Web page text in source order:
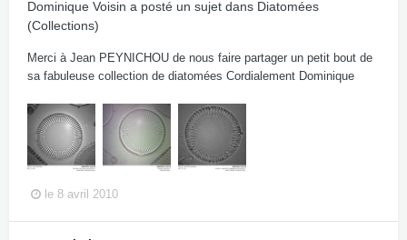
Dominique Voisin a posté un sujet dans Diatomées
(Collections)
Merci à Jean PEYNICHOU de nous faire partager un petit bout de
sa fabuleuse collection de diatomées Cordialement Dominique
le 8 avril 2010